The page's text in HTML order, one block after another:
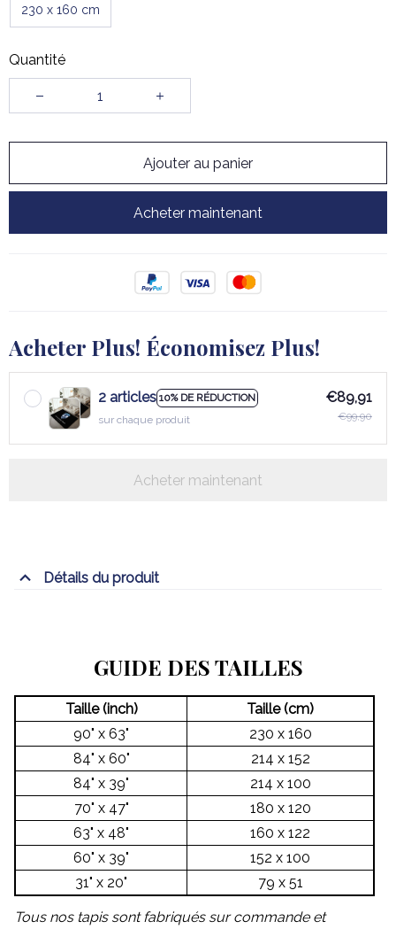
230 x 160 cm
Quantité
Ajouter au panier
Acheter maintenant
Acheter Plus! Économisez Plus!
2 articles 10% DE RÉDUCTION
sur chaque produit
€89,91
€99,90
Acheter maintenant
Détails du produit
GUIDE DES TAILLES
Taille (inch)
Taille (cm)
90" x 63"
230 x 160
84" x 60"
214 x 152
84" x 39"
214 x 100
70" x 47"
180 x 120
63" x 48"
160 x 122
60" x 39"
152 x 100
31" x 20"
79 x 51
Tous nos tapis sont fabriqués sur commande et